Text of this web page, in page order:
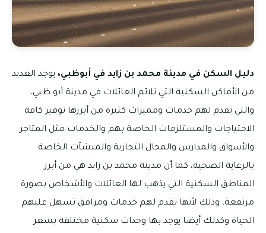
دليل السكن في مدينة محمد بن زايد في أبوظبي، يوجد العديد
من الأماكن السكنية التي تلائم العائلات في مدينة أبو ظبي،
والتي تقدم لهم خدمات ومميزات كثيرة من أبرزها توفير كافة
الاحتياجات والمستلزمات الخاصة بهم والخدمات مثل المتاجر
والأسواق والمدارس والمحال التجارية والمنشآت الخاصة
بالرعاية الصحية، كما أن مدينة محمد بن زايد هي من أبرز
المناطق السكنية التي يذهب لها العائلات والأشخاص بصورة
مرتفعة، وذلك لأنها تقدم لهم خدمات ومرافق تسهل عليهم
الحياة وكذلك أيضا يوجد بها وحدات سكنية مختلفة بسعر